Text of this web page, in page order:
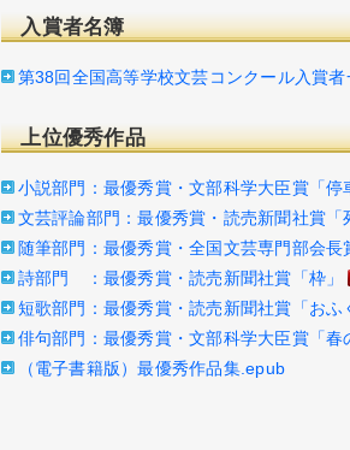
入賞者名簿
第38回全国高等学校文芸コンクール入賞者
上位優秀作品
小説部門：最優秀賞・文部科学大臣賞「停
文芸評論部門：最優秀賞・読売新聞社賞
随筆部門：最優秀賞・全国文芸専門部会長
詩部門 ：最優秀賞・読売新聞社賞「枠」
短歌部門：最優秀賞・読売新聞社賞「おふ
俳句部門：最優秀賞・文部科学大臣賞「春
（電子書籍版）最優秀作品集.epub